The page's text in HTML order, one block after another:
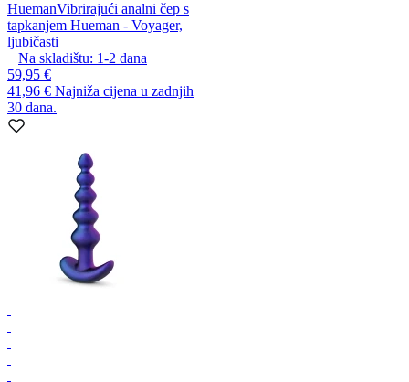
HuemanVibrirajući analni čep s
tapkanjem Hueman - Voyager,
ljubičasti
Na skladištu: 1-2 dana
59,95 €
41,96 € Najniža cijena u zadnjih
30 dana.